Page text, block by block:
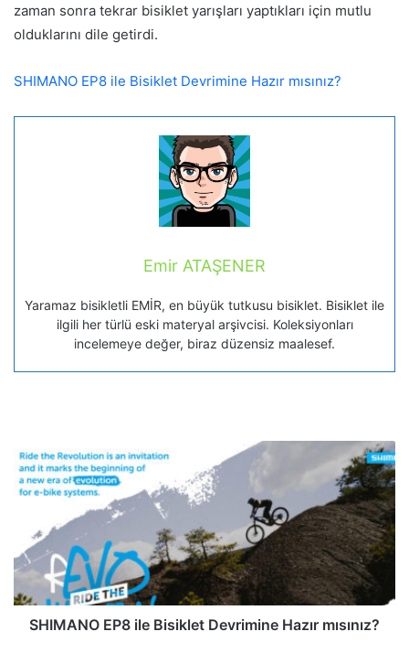
zaman sonra tekrar bisiklet yarışları yaptıkları için mutlu
olduklarını dile getirdi.
SHIMANO EP8 ile Bisiklet Devrimine Hazır mısınız?
Emir ATAŞENER
Yaramaz bisikletli EMİR, en büyük tutkusu bisiklet. Bisiklet ile
ilgili her türlü eski materyal arşivcisi. Koleksiyonları
incelemeye değer, biraz düzensiz maalesef.
SHIMANO EP8 ile Bisiklet Devrimine Hazır mısınız?